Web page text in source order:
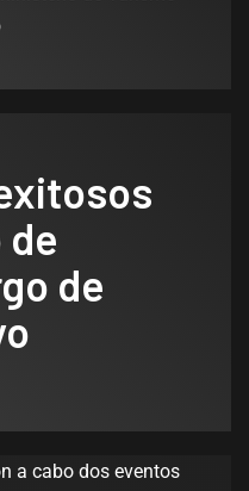
de
a cabo dos eventos